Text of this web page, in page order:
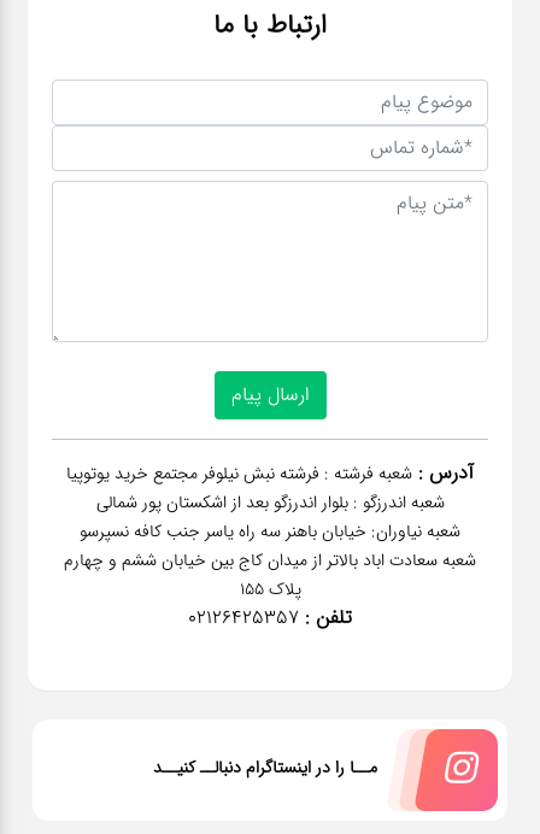
ارتباط با ما
آدرس : شعبه فرشته : فرشته نبش نیلوفر مجتمع خرید یوتوپیا
شعبه اندرزگو : بلوار اندرزگو بعد از اشکستان پور شمالی
شعبه نیاوران: خیابان باهنر‌ سه راه یاسر جنب کافه نسپرسو
شعبه سعادت اباد بالاتر از میدان کاج بین خیابان ششم و چهارم
پلاک 155
تلفن : 02126425357
مــا را در اینستاگرام دنبالــ کنیــد